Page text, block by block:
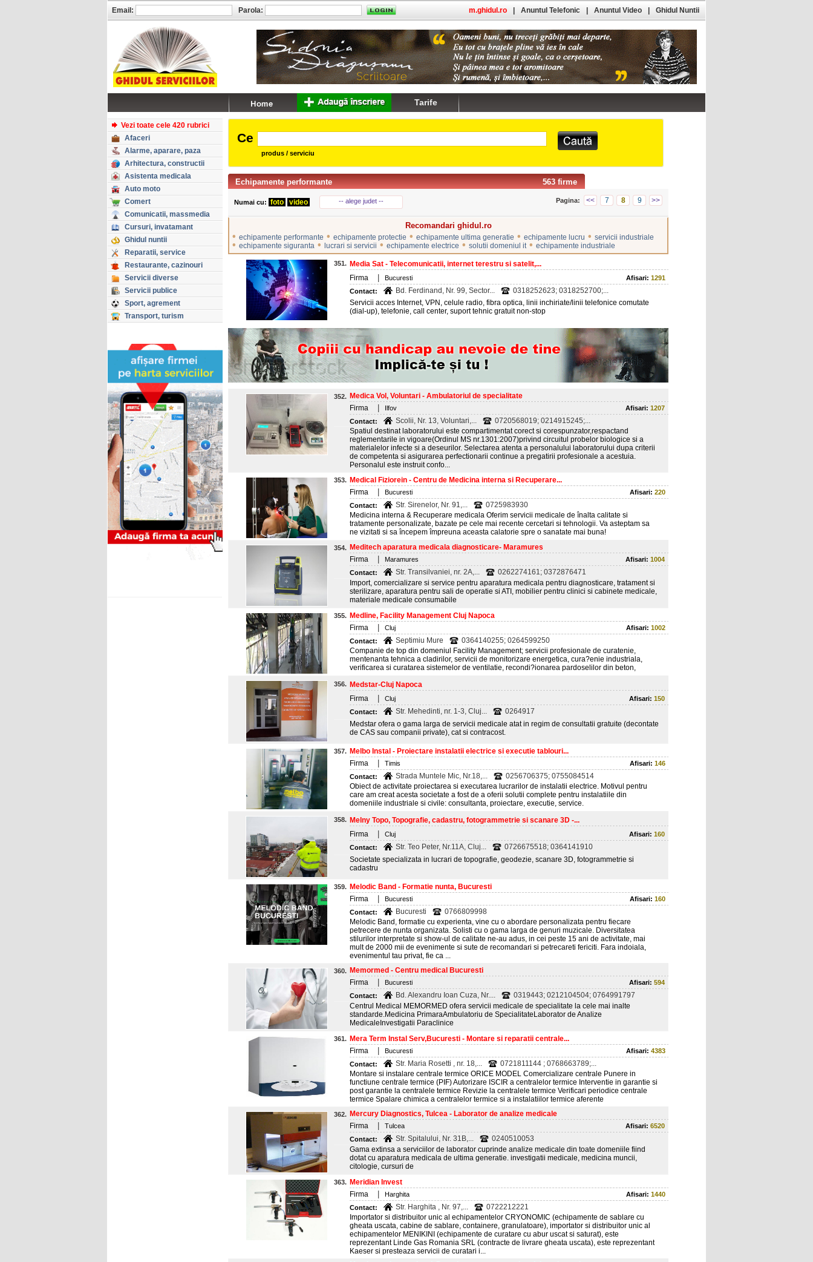
Vezi toate cele 420 rubrici
Afaceri
Alarme, aparare, paza
Arhitectura, constructii
Asistenta medicala
Auto moto
Comert
Comunicatii, massmedia
Cursuri, invatamant
Ghidul nuntii
Reparatii, service
Restaurante, cazinouri
Servicii diverse
Servicii publice
Sport, agrement
Transport, turism
Ce
produs / serviciu
563 firme
Echipamente performante
Numai cu: foto video -- alege judet -- Pagina: << 7 8 9 >>
Recomandari ghidul.ro
• echipamente performante • echipamente protectie • echipamente ultima generatie • echipamente lucru • servicii industriale
• echipamente siguranta • lucrari si servicii • echipamente electrice • solutii domeniul it • echipamente industriale
351. Media Sat - Telecomunicatii, internet terestru si satelit,...
Firma
Bucuresti Afisari: 1291
Contact:
Bd. Ferdinand, Nr. 99, Sector...
0318252623; 0318252700;...
Servicii acces Internet, VPN, celule radio, fibra optica, linii inchiriate/linii telefonice comutate
(dial-up), telefonie, call center, suport tehnic gratuit non-stop
352. Medica Vol, Voluntari - Ambulatoriul de specialitate
Firma
Ilfov Afisari: 1207
Contact:
Scolii, Nr. 13, Voluntari,...
0720568019; 0214915245;...
Spatiul destinat laboratorului este compartimentat corect si corespunzator,respactand
reglementarile in vigoare(Ordinul MS nr.1301:2007)privind circuitul probelor biologice si a
materialelor infecte si a deseurilor. Selectarea atenta a personalului laboratorului dupa criterii
de competenta si asigurarea perfectionarii continue a pregatirii profesionale a acestuia.
Personalul este instruit confo...
353. Medical Fiziorein - Centru de Medicina interna si Recuperare...
Firma
Bucuresti Afisari: 220
Contact:
Str. Sirenelor, Nr. 91,...
0725983930
Medicina interna & Recuperare medicala Oferim servicii medicale de înalta calitate si
tratamente personalizate, bazate pe cele mai recente cercetari si tehnologii. Va asteptam sa
ne vizitati si sa începem împreuna aceasta calatorie spre o sanatate mai buna!
354. Meditech aparatura medicala diagnosticare- Maramures
Firma
Maramures Afisari: 1004
Contact:
Str. Transilvaniei, nr. 2A,...
0262274161; 0372876471
Import, comercializare si service pentru aparatura medicala pentru diagnosticare, tratament si
sterilizare, aparatura pentru sali de operatie si ATI, mobilier pentru clinici si cabinete medicale,
materiale medicale consumabile
355. Medline, Facility Management Cluj Napoca
Firma
Cluj Afisari: 1002
Contact:
Septimiu Mure
0364140255; 0264599250
Companie de top din domeniul Facility Management; servicii profesionale de curatenie,
mentenanta tehnica a cladirilor, servicii de monitorizare energetica, cura?enie industriala,
verificarea si curatarea sistemelor de ventilatie, recondi?ionarea pardoselilor din beton,
356. Medstar-Cluj Napoca
Firma
Cluj Afisari: 150
Contact:
Str. Mehedinti, nr. 1-3, Cluj...
0264917
Medstar ofera o gama larga de servicii medicale atat in regim de consultatii gratuite (decontate
de CAS sau companii private), cat si contracost.
357. Melbo Instal - Proiectare instalatii electrice si executie tablouri...
Firma
Timis Afisari: 146
Contact:
Strada Muntele Mic, Nr.18,...
0256706375; 0755084514
Obiect de activitate proiectarea si executarea lucrarilor de instalatii electrice. Motivul pentru
care am creat acesta societate a fost de a oferii solutii complete pentru instalatiile din
domeniile industriale si civile: consultanta, proiectare, executie, service.
358. Melny Topo, Topografie, cadastru, fotogrammetrie si scanare 3D -...
Firma
Cluj Afisari: 160
Contact:
Str. Teo Peter, Nr.11A, Cluj...
0726675518; 0364141910
Societate specializata in lucrari de topografie, geodezie, scanare 3D, fotogrammetrie si
cadastru
359. Melodic Band - Formatie nunta, Bucuresti
Firma
Bucuresti Afisari: 160
Contact:
Bucuresti
0766809998
Melodic Band, formatie cu experienta, vine cu o abordare personalizata pentru fiecare
petrecere de nunta organizata. Solisti cu o gama larga de genuri muzicale. Diversitatea
stilurilor interpretate si show-ul de calitate ne-au adus, in cei peste 15 ani de activitate, mai
mult de 2000 mii de evenimente si sute de recomandari si petrecareti fericiti. Fara indoiala,
evenimentul tau privat, fie ca ...
360. Memormed - Centru medical Bucuresti
Firma
Bucuresti Afisari: 594
Contact:
Bd. Alexandru Ioan Cuza, Nr....
0319443; 0212104504; 0764991797
Centrul Medical MEMORMED ofera servicii medicale de specialitate la cele mai inalte
standarde.Medicina PrimaraAmbulatoriu de SpecialitateLaborator de Analize
MedicaleInvestigatii Paraclinice
361. Mera Term Instal Serv,Bucuresti - Montare si reparatii centrale...
Firma
Bucuresti Afisari: 4383
Contact:
Str. Maria Rosetti , nr. 18,...
0721811144 ; 0768663789;...
Montare si instalare centrale termice ORICE MODEL Comercializare centrale Punere in
functiune centrale termice (PIF) Autorizare ISCIR a centralelor termice Interventie in garantie si
post garantie la centralele termice Revizie la centralele termice Verificari periodice centrale
termice Spalare chimica a centralelor termice si a instalatiilor termice aferente
362. Mercury Diagnostics, Tulcea - Laborator de analize medicale
Firma
Tulcea Afisari: 6520
Contact:
Str. Spitalului, Nr. 31B,...
0240510053
Gama extinsa a serviciilor de laborator cuprinde analize medicale din toate domeniile fiind
dotat cu aparatura medicala de ultima generatie. investigatii medicale, medicina muncii,
citologie, cursuri de
363. Meridian Invest
Firma
Harghita Afisari: 1440
Contact:
Str. Harghita , Nr. 97,...
0722212221
Importator si distribuitor unic al echipamentelor CRYONOMIC (echipamente de sablare cu
gheata uscata, cabine de sablare, containere, granulatoare), importator si distribuitor unic al
echipamentelor MENIKINI (echipamente de curatare cu abur uscat si saturat), este
reprezentant Linde Gas Romania SRL (contracte de livrare gheata uscata), este reprezentant
Kaeser si presteaza servicii de curatari i...
Email: Parola: m.ghidul.ro Anuntul Telefonic Anuntul Video Ghidul Nuntii
Tarife